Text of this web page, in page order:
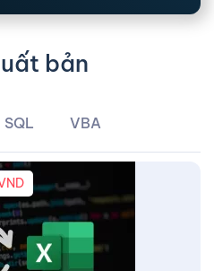
bản
SQL VBA